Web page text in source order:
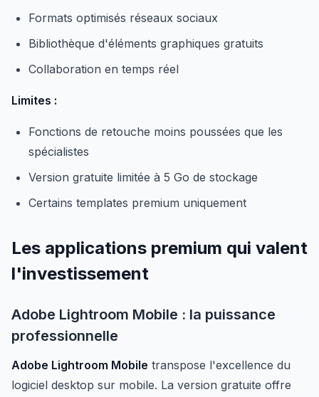
Formats optimisés réseaux sociaux
Bibliothèque d'éléments graphiques gratuits
Collaboration en temps réel
Limites :
Fonctions de retouche moins poussées que les
spécialistes
Version gratuite limitée à 5 Go de stockage
Certains templates premium uniquement
Les applications premium qui valent
l'investissement
Adobe Lightroom Mobile : la puissance
professionnelle
Adobe Lightroom Mobile transpose l'excellence du
logiciel desktop sur mobile. La version gratuite offre